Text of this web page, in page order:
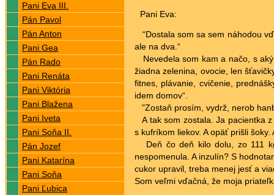
Pani Eva III.
Pán Pavol
Pán Anton
Pani Gea
Pán Rado
Pani Renáta
Pani Viktória
Pani Blažena
Pani Iveta
Pani Soňa II.
Pán Jozef
Pani Katarína
Pani Soňa
Pani Ľubica
Pani Eva:
“Dostala som sa sem náhodou
ale na dva.“
Nevedela som kam a načo, s
žiadna zelenina, ovocie, len
fitnes, plávanie, cvičenie,
idem domov“.
"Zostaň prosím, vydrž, nerob
A tak som zostala. Ja pacientka
s kufríkom liekov. A opäť prišli šoky.
Deň čo deň kilo dolu, zo 111
nespomenula. A inzulín? S
cukor upravil, treba menej jesť a
Som veľmi vďačná, že moja